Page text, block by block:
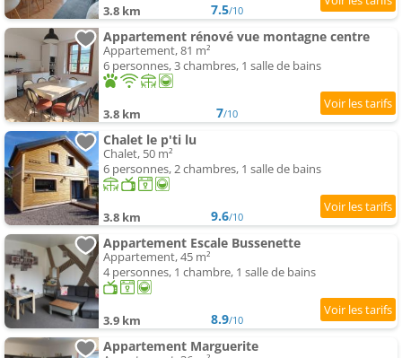
3.8 km 7.5/10
Appartement rénové vue montagne centre
Appartement, 81 m²
6 personnes, 3 chambres, 1 salle de bains
3.8 km 7/10
Chalet le p'ti lu
Chalet, 50 m²
6 personnes, 2 chambres, 1 salle de bains
3.8 km 9.6/10
Appartement Escale Bussenette
Appartement, 45 m²
4 personnes, 1 chambre, 1 salle de bains
3.9 km 8.9/10
Appartement Marguerite